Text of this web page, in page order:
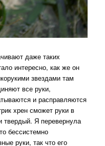
даже таких
интересно, как же он
звездами там
все руки,
и расправляются
хрен сможет руки в
твердый. Я перевернула
бессистемно
руки, так что его